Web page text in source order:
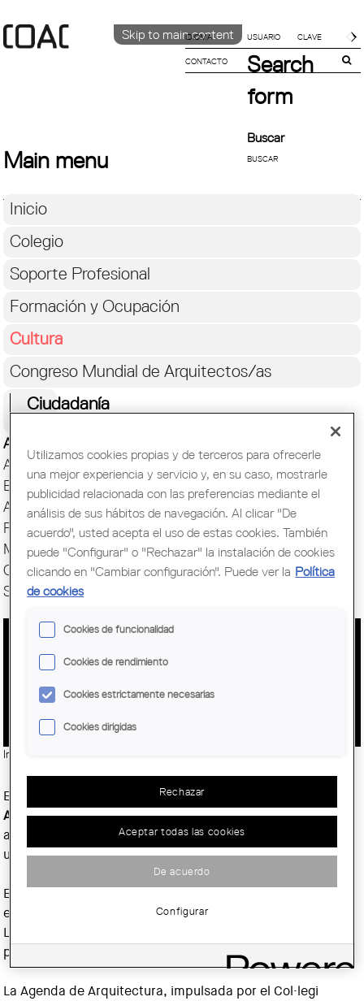
Skip to main content
IDIOMA
CATALÀ
CONTACTO
Search
form
Buscar
Main menu
Inicio
Colegio
Soporte Profesional
Formación y Ocupación
Cultura
Congreso Mundial de Arquitectos/as
Ciudadanía
Actualidad
Actos y Exposiciones
Biblioteca
Archivo histórico
Publicaciones
Muestras de Arquitectura
Oficina del Paisaje
Setmana Arquitectura
EL COAC PRESENTA LA AGENDA DE
ARQUITECTURA CON EL CONSELLER
MASCARELL
Imatge:
El pasado 14 de octubre el COAC presentó la
Arquitectura, un nuevo canal informativo para difundir la
actividad cultural relacionada con la arquitectura, el
urbanismo y el diseño que sucede en nuestro territorio.
El acto contó con la intervención del consejero de Cultura
en funciones, Ferran Mascarell, y del decano del COAC,
Lluís Comerón, y la asistencia de las instituciones que ya
participan en el proyecto
La Agenda de Arquitectura, impulsada por el Col·legi
Utilizamos cookies propias y de terceros para ofrecerle
una mejor experiencia y servicio y, en su caso, mostrarle
publicidad relacionada con las preferencias mediante el
análisis de sus hábitos de navegación. Al clicar "De
acuerdo", usted acepta el uso de estas cookies. También
puede "Configurar" o "Rechazar" la instalación de cookies
clicando en "Cambiar configuración". Puede ver la Política
de cookies
Cookies de funcionalidad
Cookies de rendimiento
Cookies estrictamente necesarias
Cookies dirigidas
Rechazar
Aceptar todas las cookies
De acuerdo
Configurar